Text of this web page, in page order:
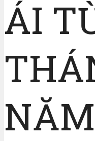
ÁI